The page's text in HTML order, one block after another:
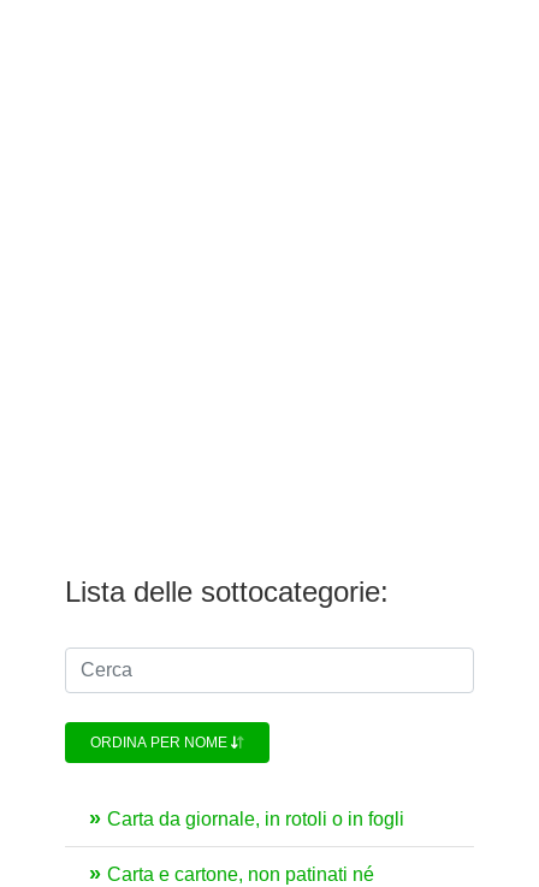
Lista delle sottocategorie:
ORDINA PER NOME
Carta da giornale, in rotoli o in fogli
Carta e cartone, non patinati né